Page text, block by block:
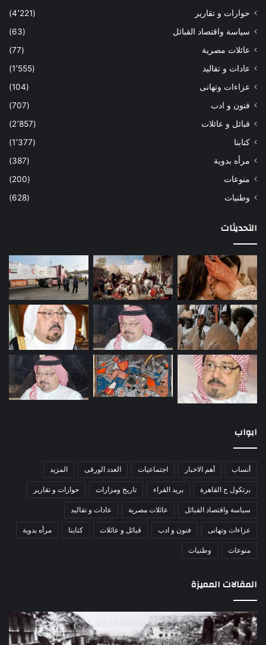
حوارات و تقارير
(4٬221)
سياسة واقتصاد القبائل
(63)
عائلات مصرية
(77)
عادات و تقاليد
(1٬555)
عزاءات وتهانى
(104)
فنون و ادب
(707)
قبائل و عائلات
(2٬857)
كتابنا
(1٬377)
مرأه بدوية
(387)
منوعات
(200)
وطنيات
(628)
التحديثات
ابواب
أنساب أهم الاخبار اجتماعيات العدد الورقى المزيد
برتكول ج القاهرة بريد القراء تاريخ ومزارات حوارات و تقارير
سياسة واقتصاد القبائل عائلات مصرية عادات و تقاليد
عزاءات وتهانى فنون و ادب قبائل و عائلات كتابنا مرأه بدوية
منوعات وطنيات
المقالات المميزة
اللواء
دكتور
راضي